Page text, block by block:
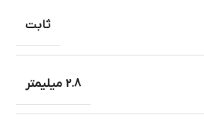
ثابت
2.8 میلیمتر